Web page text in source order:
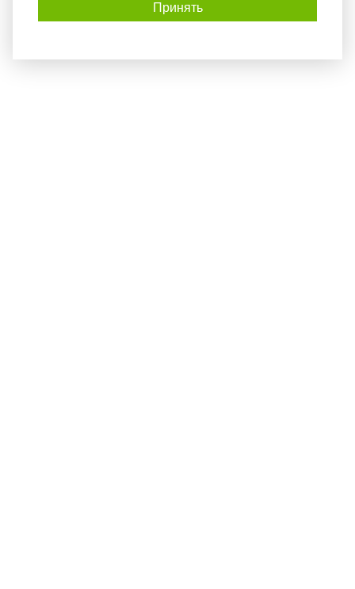
Принять